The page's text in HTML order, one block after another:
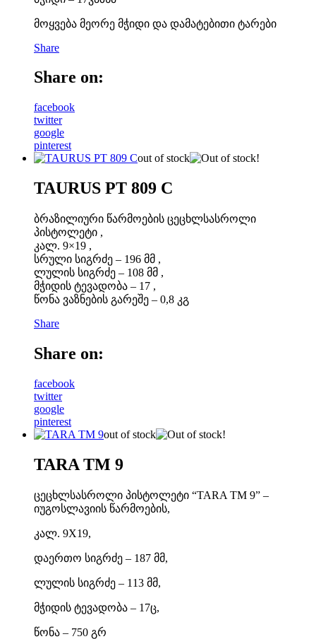
მოყვება მეორე მჭიდი და დამატებითი ტარები
Share
Share on:
facebook
twitter
google
pinterest
out of stock
TAURUS PT 809 C
ბრაზილიური წარმოების ცეცხლსასროლი
პისტოლეტი ,
კალ. 9×19 ,
სრული სიგრძე – 196 მმ ,
ლულის სიგრძე – 108 მმ ,
მჭიდის ტევადობა – 17 ,
წონა ვაზნების გარეშე – 0,8 კგ
Share
Share on:
facebook
twitter
google
pinterest
out of stock
TARA TM 9
ცეცხლსასროლი პისტოლეტი “TARA TM 9” –
იუგოსლავიის წარმოების,
კალ. 9X19,
დაერთო სიგრძე – 187 მმ,
ლულის სიგრძე – 113 მმ,
მჭიდის ტევადობა – 17ც,
წონა – 750 გრ